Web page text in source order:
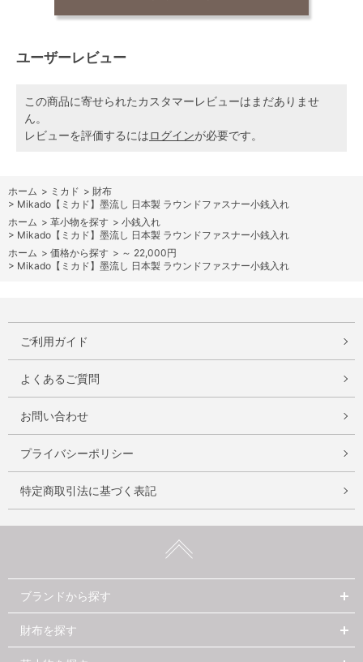
ユーザーレビュー
この商品に寄せられたカスタマーレビューはまだありませ
ん。
レビューを評価するにはログインが必要です。
ホーム > ミカド > 財布
> Mikado【ミカド】墨流し 日本製 ラウンドファスナー小銭入れ
ホーム > 革小物を探す > 小銭入れ
> Mikado【ミカド】墨流し 日本製 ラウンドファスナー小銭入れ
ホーム > 価格から探す > ～ 22,000円
> Mikado【ミカド】墨流し 日本製 ラウンドファスナー小銭入れ
ご利用ガイド
よくあるご質問
お問い合わせ
プライバシーポリシー
特定商取引法に基づく表記
ブランドから探す
財布を探す